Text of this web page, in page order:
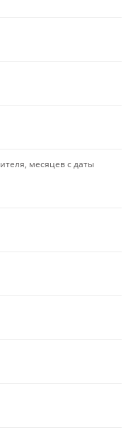
месяцев с даты